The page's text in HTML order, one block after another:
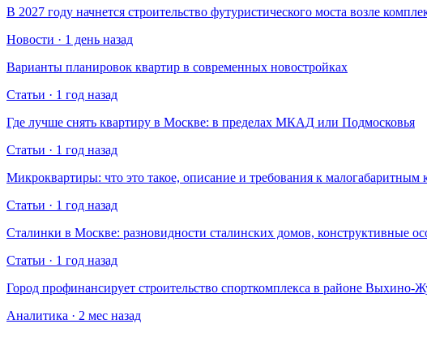
В 2027 году начнется строительство футуристического моста возле
Новости · 1 день назад
Варианты планировок квартир в современных новостройках
Статьи · 1 год назад
Где лучше снять квартиру в Москве: в пределах МКАД или Подмосковья
Статьи · 1 год назад
Микроквартиры: что это такое, описание и требования к малогабаритным
Статьи · 1 год назад
Сталинки в Москве: разновидности сталинских домов, конструктивные
Статьи · 1 год назад
Город профинансирует строительство спорткомплекса в районе Выхино-
Аналитика · 2 мес назад